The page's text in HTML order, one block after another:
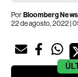
PorBloomberg News
22 de agosto, 2022 |